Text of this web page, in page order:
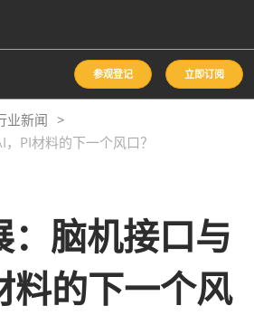
参观登记 立即订阅
业新闻
PI材料的下一个风口？
：脑机接口与
料的下一个风